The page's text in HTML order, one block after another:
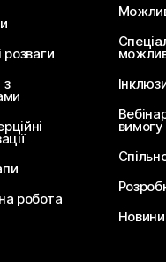
розваги
з
робота
вимогу
Новини